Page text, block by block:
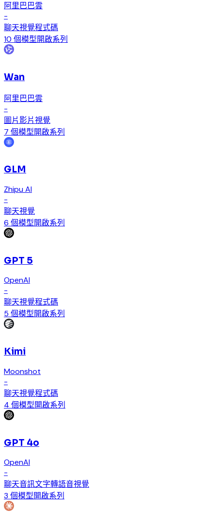
阿里巴巴雲
-
聊天視覺程式碼
10 個模型開啟系列
Wan
阿里巴巴雲
-
圖片影片視覺
7 個模型開啟系列
GLM
Zhipu AI
-
聊天視覺
6 個模型開啟系列
GPT 5
OpenAI
-
聊天視覺程式碼
5 個模型開啟系列
Kimi
Moonshot
-
聊天視覺程式碼
4 個模型開啟系列
GPT 4o
OpenAI
-
聊天音訊文字轉語音視覺
3 個模型開啟系列